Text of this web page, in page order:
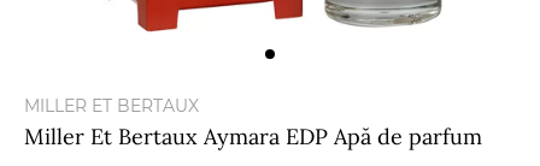
Certificate cadou
MILLER ET BERTAUX
Miller Et Bertaux Aymara EDP Apă de parfum